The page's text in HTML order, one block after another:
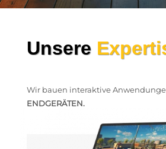
Unsere
Wir bauen interaktive
ENDGERÄTEN.